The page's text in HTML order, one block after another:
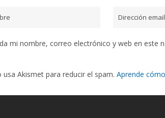
mi nombre, correo electrónico y web en este
usa Akismet para reducir el spam. Aprende